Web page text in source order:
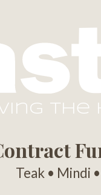
the
Teak • Mindi